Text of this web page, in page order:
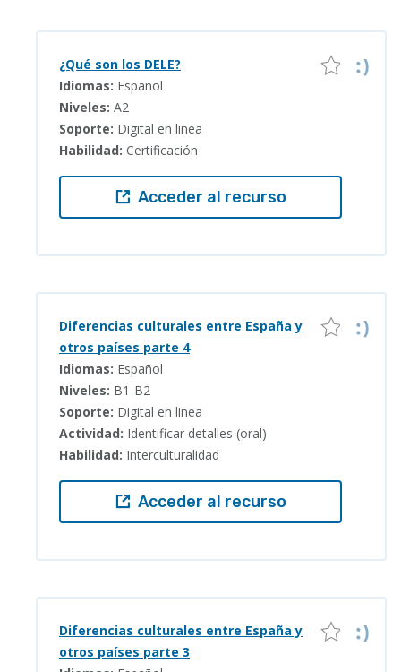
¿Qué son los DELE?
Idiomas: Español
Niveles: A2
Soporte: Digital en linea
Habilidad: Certificación
Acceder al recurso
Diferencias culturales entre España y
otros países parte 4
Idiomas: Español
Niveles: B1-B2
Soporte: Digital en linea
Actividad: Identificar detalles (oral)
Habilidad: Interculturalidad
Acceder al recurso
Diferencias culturales entre España y
otros países parte 3